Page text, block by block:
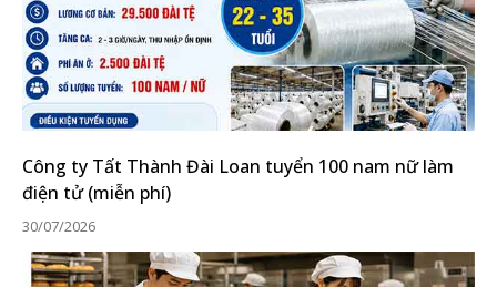
Công ty Tất Thành Đài Loan tuyển 100 nam nữ làm
điện tử (miễn phí)
30/07/2026